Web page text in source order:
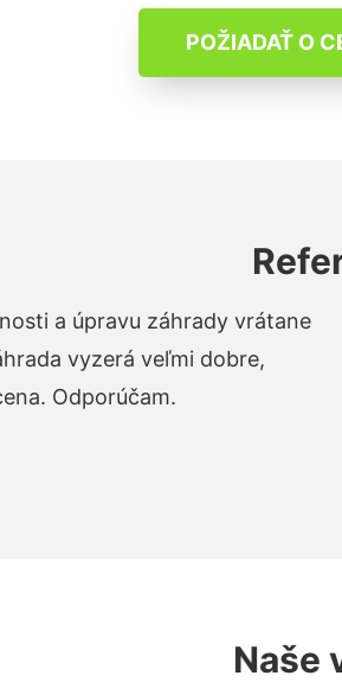
POŽIADAŤ O
a úpravu záhrady vrátane
vyzerá veľmi dobre,
Odporúčam.
Naše